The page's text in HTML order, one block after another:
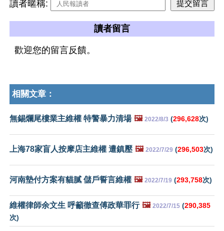
讀者暱稱:
讀者留言
歡迎您的留言反饋。
相關文章：
無錫爛尾樓業主維權 特警暴力清場 🖼️ 2022/8/3 (296,628次)
上海78家盲人按摩店主維權 遭鎮壓 🖼️ 2022/7/29 (296,503次)
河南墊付方案有貓膩 儲戶誓言維權 🖼️ 2022/7/19 (293,758次)
維權律師余文生 呼籲徹查傅政華罪行 🖼️ 2022/7/15 (290,385
次)